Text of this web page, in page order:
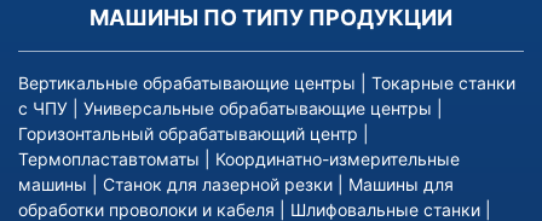
МАШИНЫ ПО ТИПУ ПРОДУКЦИИ
Вертикальные обрабатывающие центры
Токарные станки
с ЧПУ
Универсальные обрабатывающие центры
Горизонтальный обрабатывающий центр
Термопластавтоматы
Координатно-измерительные
машины
Станок для лазерной резки
Машины для
обработки проволоки и кабеля
Шлифовальные станки